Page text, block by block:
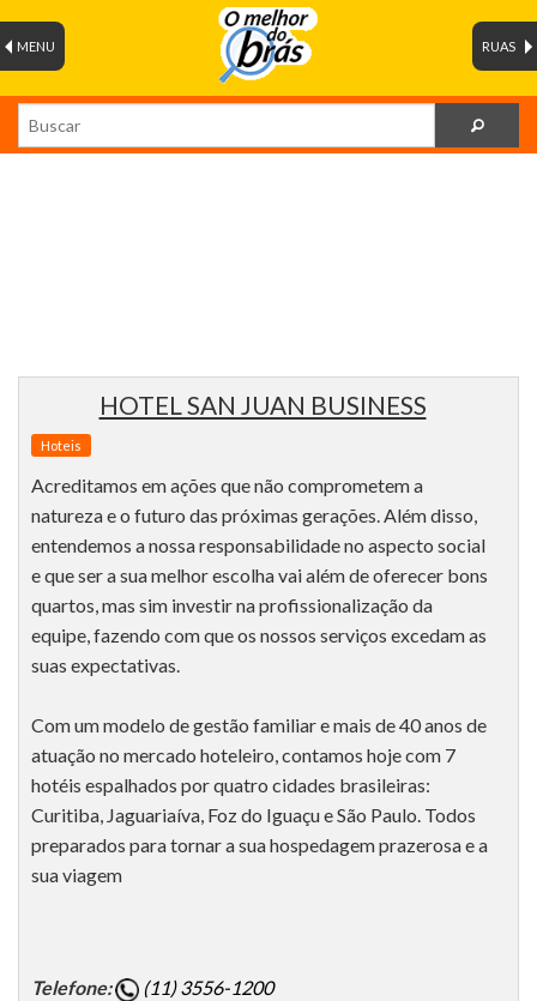
RUAS
MENU
HOTEL SAN JUAN BUSINESS
Hoteis
Acreditamos em ações que não comprometem a
natureza e o futuro das próximas gerações. Além disso,
entendemos a nossa responsabilidade no aspecto social
e que ser a sua melhor escolha vai além de oferecer bons
quartos, mas sim investir na profissionalização da
equipe, fazendo com que os nossos serviços excedam as
suas expectativas.
Com um modelo de gestão familiar e mais de 40 anos de
atuação no mercado hoteleiro, contamos hoje com 7
hotéis espalhados por quatro cidades brasileiras:
Curitiba, Jaguariaíva, Foz do Iguaçu e São Paulo. Todos
preparados para tornar a sua hospedagem prazerosa e a
sua viagem
Telefone:
(11) 3556-1200